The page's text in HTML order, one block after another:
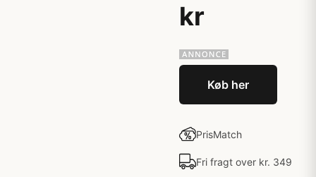
kr
Køb her
PrisMatch
Fri fragt over kr. 349